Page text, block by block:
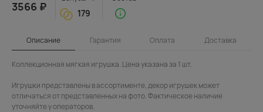
3566 ₽ 179
Описание Гарантия Оплата Доставка
Коллекционная мягкая игрушка. Цена указана за 1 шт.
Игрушки представлены в ассортименте, декор игрушек может
отличаться от представленных на фото. Фактическое наличие
уточняйте у операторов.